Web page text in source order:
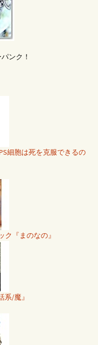
ンク！
細胞は死を克服できるの
ク『まのなの』
系/魔』